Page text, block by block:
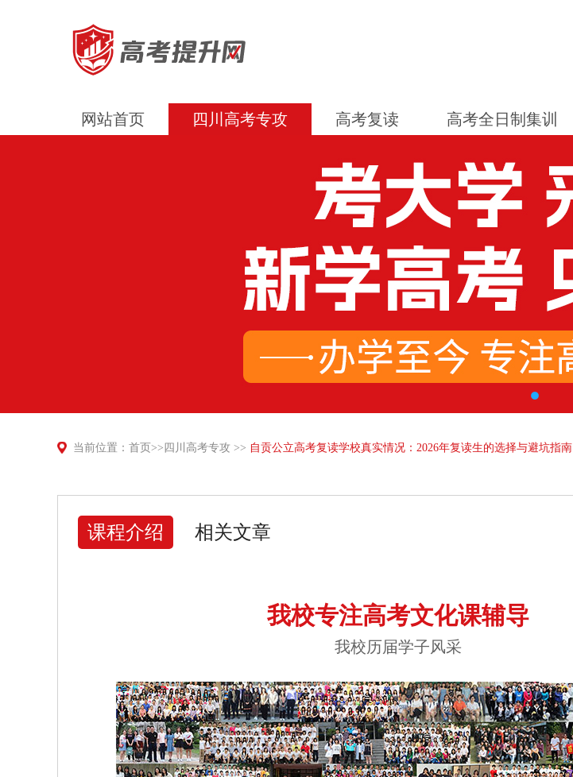
网站首页 四川高考专攻 高考复读 高考全日制集训
当前位置： 首页 >> 四川高考专攻 >> 自贡公立高考复读学校真实情况：2026年复读生的选择与避坑指南
课程介绍 相关文章
我校专注高考文化课辅导
我校历届学子风采